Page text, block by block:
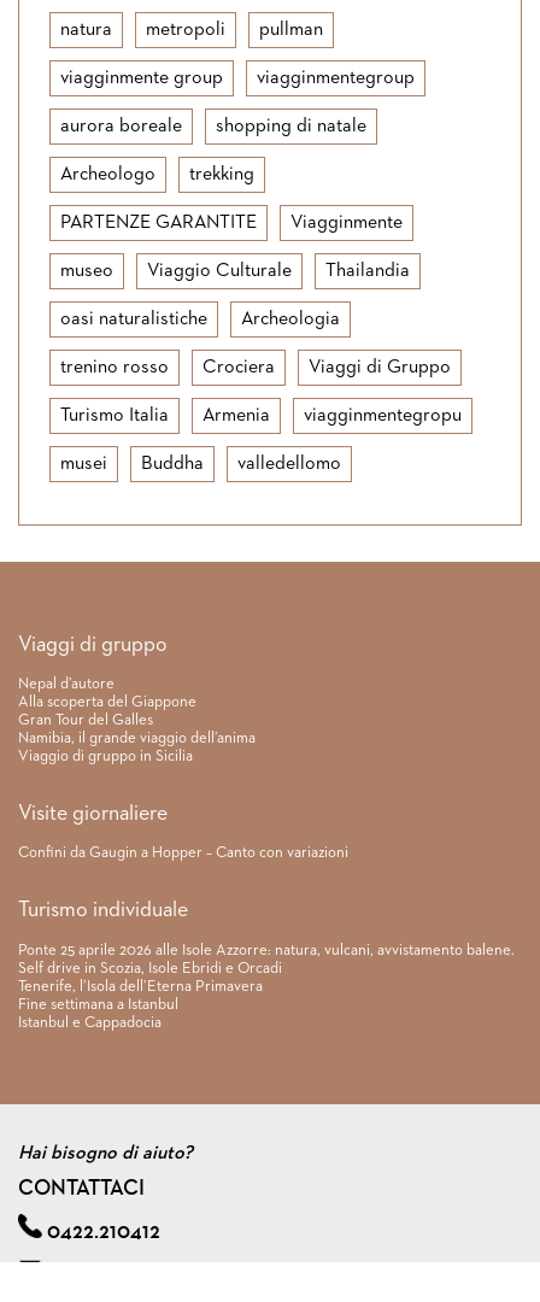
natura metropoli pullman
viagginmente group viagginmentegroup
aurora boreale shopping di natale
Archeologo trekking
PARTENZE GARANTITE Viagginmente
museo Viaggio Culturale Thailandia
oasi naturalistiche Archeologia
trenino rosso Crociera Viaggi di Gruppo
Turismo Italia Armenia viagginmentegropu
musei Buddha valledellomo
Link rapidi
Viaggi di gruppo
Nepal d’autore
Alla scoperta del Giappone
Gran Tour del Galles
Namibia, il grande viaggio dell’anima
Viaggio di gruppo in Sicilia
Visite giornaliere
Confini da Gaugin a Hopper – Canto con variazioni
Turismo individuale
Ponte 25 aprile 2026 alle Isole Azzorre: natura, vulcani, avvistamento balene.
Self drive in Scozia, Isole Ebridi e Orcadi
Tenerife, l’Isola dell’Eterna Primavera
Fine settimana a Istanbul
Istanbul e Cappadocia
Hai bisogno di aiuto?
CONTATTACI
0422.210412